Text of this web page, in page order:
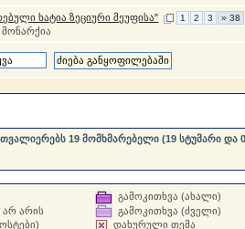
ხატია ზეციური მეუფისა" 1 2 3 » 38
19 მომხმარებელი (19 სტუმარი და
არ არის
გამოკითხვა (ახალი)
გამოკითხვა (ძველი)
დახურული თემა